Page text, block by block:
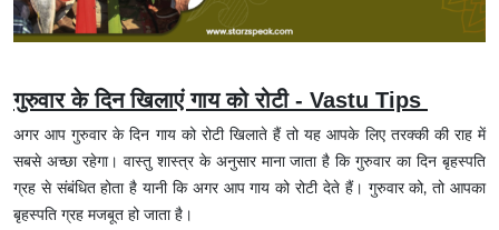
गुरुवार के दिन खिलाएं गाय को रोटी - Vastu Tips
अगर आप गुरुवार के दिन गाय को रोटी खिलाते हैं तो यह आपके लिए तरक्की की राह में
सबसे अच्छा रहेगा। वास्तु शास्त्र के अनुसार माना जाता है कि गुरुवार का दिन बृहस्पति
ग्रह से संबंधित होता है यानी कि अगर आप गाय को रोटी देते हैं। गुरुवार को, तो आपका
बृहस्पति ग्रह मजबूत हो जाता है।